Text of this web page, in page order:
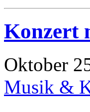
Konzert
Oktober
Musik &